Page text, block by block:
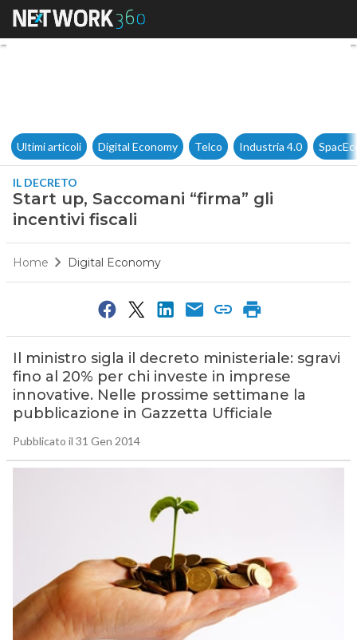
Start up, Saccomani “firma”
Ultimi articoli Digital Economy Telco Industria 4.0
IL DECRETO
Start up, Saccomani “firma” gli
incentivi fiscali
Home Digital Economy
Il ministro sigla il decreto ministeriale: sgravi
fino al 20% per chi investe in imprese
innovative. Nelle prossime settimane la
pubblicazione in Gazzetta Ufficiale
Pubblicato il 31 Gen 2014